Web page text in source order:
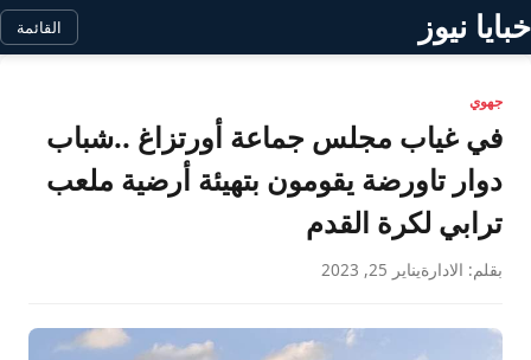
خبايا نيوز القائمة
جهوي
في غياب مجلس جماعة أورتزاغ ..شباب
دوار تاورضة يقومون بتهيئة أرضية ملعب
ترابي لكرة القدم
بقلم: الادارةيناير 25, 2023